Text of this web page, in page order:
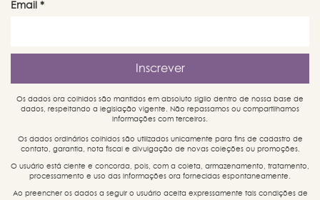
Email *
Os dados ora colhidos são mantidos em absoluto sigilo dentro de nossa base de
dados, respeitando a legislação vigente. Não repassamos ou compartilhamos
informações com terceiros.
Os dados ordinários colhidos são utilizados unicamente para fins de cadastro de
contato, garantia, nota fiscal e divulgação de novas coleções ou promoções.
O usuário está ciente e concorda, pois, com a coleta, armazenamento, tratamento,
processamento e uso das informações ora fornecidas espontaneamente.
Ao preencher os dados a seguir o usuário aceita expressamente tais condições de